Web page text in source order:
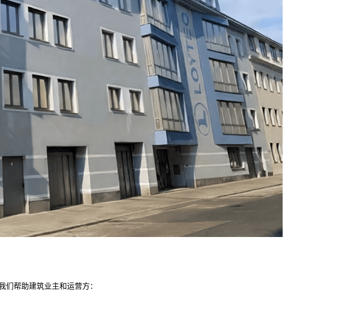
帮助建筑业主和运营方：